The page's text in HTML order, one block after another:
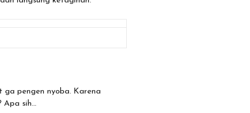
ga pengen nyoba. Karena
Apa sih…